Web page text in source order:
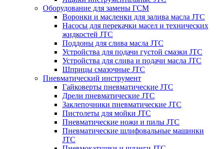
Оборудование для замены ГСМ
Воронки и масленки для залива масла JTC
Насосы для перекачки масел и технических
жидкостей JTC
Поддоны для слива масла JTC
Устройства для подачи густой смазки JTC
Устройства для слива и подачи масла JTC
Шприцы смазочные JTC
Пневматический инструмент
Гайковерты пневматические JTC
Дрели пневматические JTC
Заклепочники пневматические JTC
Пистолеты для мойки JTC
Пневматические ножи и пилы JTC
Пневматические шлифовальные машинки
JTC